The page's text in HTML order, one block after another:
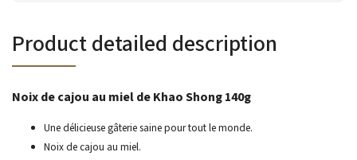
Product detailed description
Noix de cajou au miel de Khao Shong 140g
Une délicieuse gâterie saine pour tout le monde.
Noix de cajou au miel.